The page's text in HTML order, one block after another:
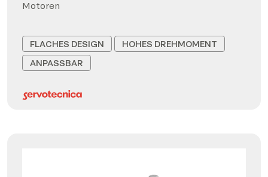
Motoren
FLACHES DESIGN
HOHES DREHMOMENT
ANPASSBAR